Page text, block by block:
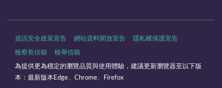
資訊安全政策宣告 網站資料開放宣告 隱私權保護宣告
檢察長信箱 檢舉信箱
為提供更為穩定的瀏覽品質與使用體驗，建議更新瀏覽器至以下版
本：最新版本Edge、Chrome、Firefox